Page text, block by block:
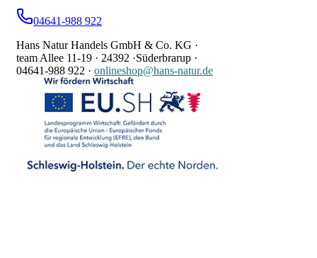
04641-988 922
Hans Natur Handels GmbH & Co. KG ·
team Allee 11-19 · 24392 ·Süderbrarup ·
04641-988 922 · onlineshop@hans-natur.de